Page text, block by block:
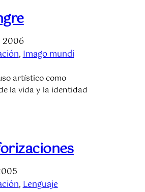
2006
, Imago mundi
artístico como
la vida y la identidad
, Lenguaje